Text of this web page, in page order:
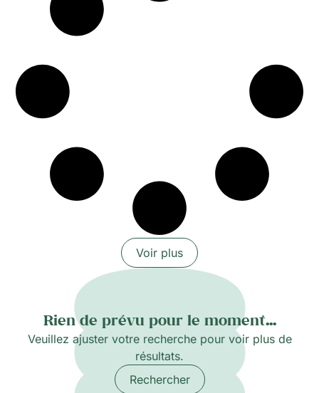
collaboration graphique du studio Pique-nique.
La programmation complète sera annoncée
disponibles sur le site du festival.
Voir plus
Rien de prévu pour le moment...
Veuillez ajuster votre recherche pour voir plus de
résultats.
Rechercher